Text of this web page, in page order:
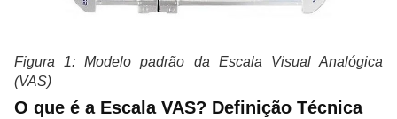
Figura 1: Modelo padrão da Escala Visual Analógica
(VAS)
O que é a Escala VAS? Definição Técnica